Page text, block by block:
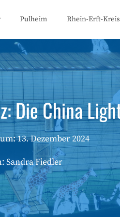
Pulheim Rhein-Erft-Kreis
Die China
13. Dezember 2024
Sandra Fiedler